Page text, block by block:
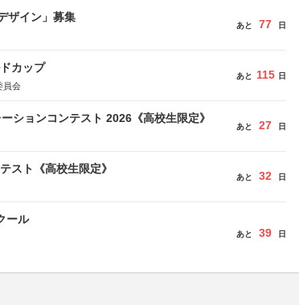
ザイン」募集
あと 77 日
カップ
員会
あと 115 日
ションコンテスト 2026《高校生限定》
あと 27 日
スト《高校生限定》
あと 32 日
ール
あと 39 日